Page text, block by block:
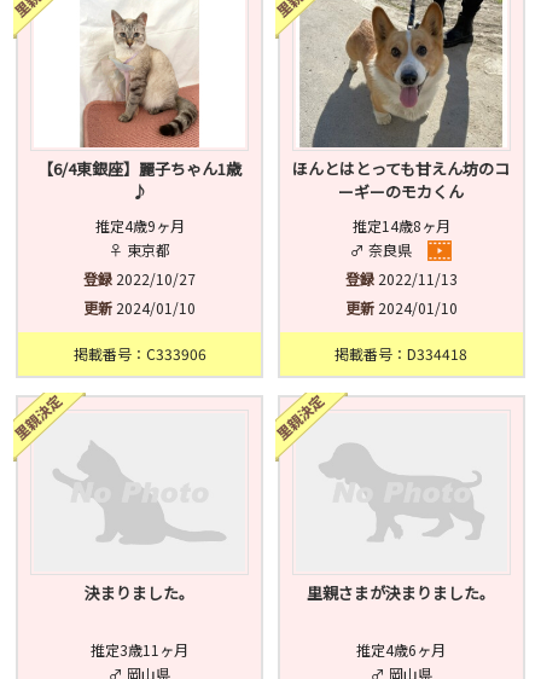
【6/4東銀座】麗子ちゃん1歳
♪
推定4歳9ヶ月
♀ 東京都
登録 2022/10/27
更新 2024/01/10
掲載番号：C333906
ほんとはとっても甘えん坊のコ
ーギーのモカくん
推定14歳8ヶ月
♂ 奈良県
登録2022/11/13
更新2024/01/10
掲載番号：D334418
決まりました。
推定3歳11ヶ月
♂ 岡山県
里親さまが決まりました。
推定4歳6ヶ月
♂ 岡山県